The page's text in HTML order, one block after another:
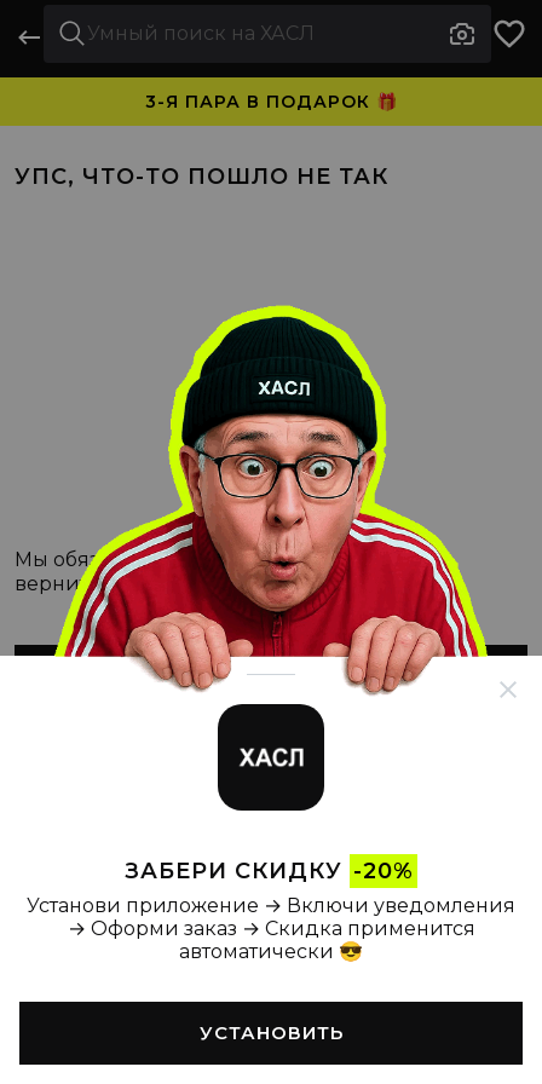
ЗАБЕРИ СКИДКУ -20%
Установи приложение → Включи уведомления
→ Оформи заказ → Скидка применится
автоматически 😎
УСТАНОВИТЬ
3-Я ПАРА В ПОДАРОК 🎁
УПС, ЧТО-ТО ПОШЛО НЕ ТАК
Мы обязательно с этим разберёмся, а пока
вернитесь на Главную
ВЕРНУТЬСЯ НА ГЛАВНУЮ
Главная Каталог Корзина Новости Профиль